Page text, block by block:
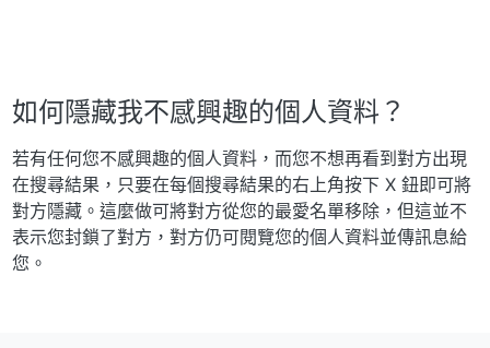
如何隱藏我不感興趣的個人資料？
若有任何您不感興趣的個人資料，而您不想再看到對方出現
在搜尋結果，只要在每個搜尋結果的右上角按下 X 鈕即可將
對方隱藏。這麼做可將對方從您的最愛名單移除，但這並不
表示您封鎖了對方，對方仍可閱覽您的個人資料並傳訊息給
您。